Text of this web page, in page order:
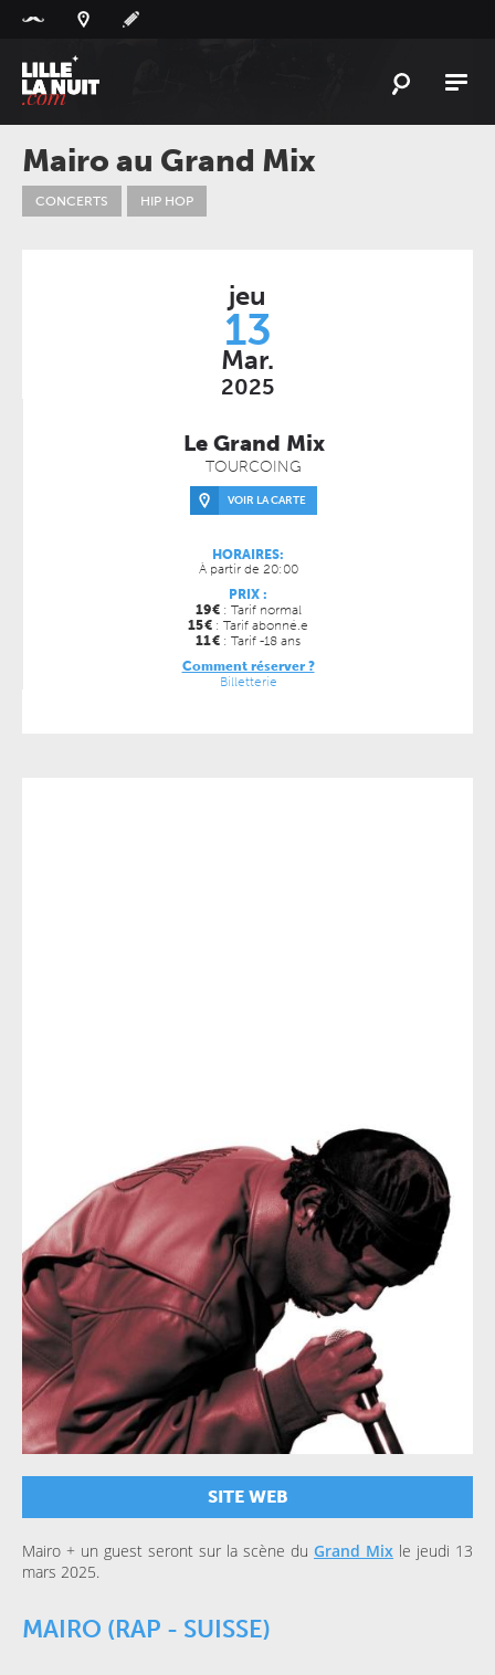
L'ACTU
L'AGENDA
Mairo au Grand Mix
CONCERTS HIP HOP
jeu
13
Mar.
2025
Le Grand Mix
TOURCOING
VOIR LA CARTE
HORAIRES:
À partir de 20:00
PRIX :
19€ : Tarif normal
15€ : Tarif abonné.e
11€ : Tarif -18 ans
Comment réserver ?
Billetterie
SITE WEB
Mairo + un guest seront sur la scène du Grand Mix le jeudi 13
mars 2025.
MAIRO (RAP - SUISSE)
Panneau de gestion des cookies